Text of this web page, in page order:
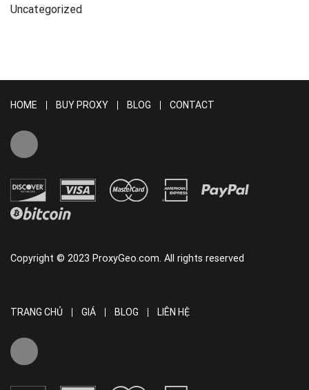
Uncategorized
HOME BUY PROXY BLOG CONTACT
Copyright © 2023 ProxyGeo.com. All rights reserved
TRANG CHỦ GIÁ BLOG LIÊN HỆ